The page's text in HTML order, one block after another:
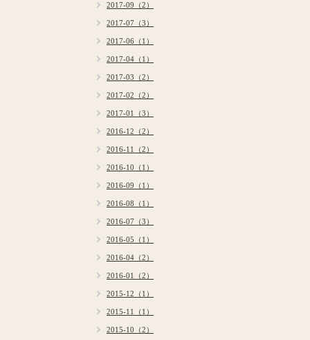
2017-09（2）
2017-07（3）
2017-06（1）
2017-04（1）
2017-03（2）
2017-02（2）
2017-01（3）
2016-12（2）
2016-11（2）
2016-10（1）
2016-09（1）
2016-08（1）
2016-07（3）
2016-05（1）
2016-04（2）
2016-01（2）
2015-12（1）
2015-11（1）
2015-10（2）